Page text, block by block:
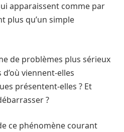
apparaissent comme par
plus qu’un simple
de problèmes plus sérieux
viennent-elles
présentent-elles ? Et
?
ce phénomène courant